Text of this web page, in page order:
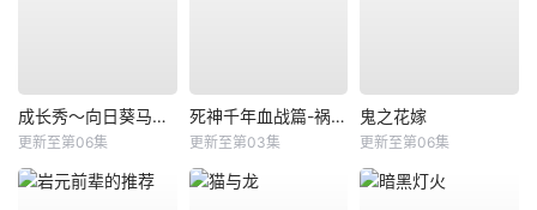
成长秀～向日葵马戏团～
更新至第06集
死神千年血战篇-祸进谭-
更新至第03集
鬼之花嫁
更新至第06集